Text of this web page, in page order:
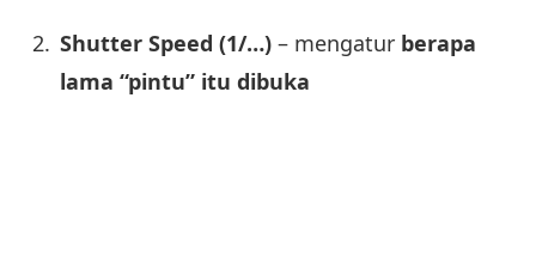
Shutter Speed (1/…) – mengatur berapa
lama “pintu” itu dibuka